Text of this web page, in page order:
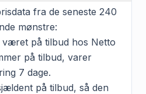
fra de seneste 240
mønstre:
på tilbud hos Netto
på tilbud, varer
7 dage.
på tilbud, så den